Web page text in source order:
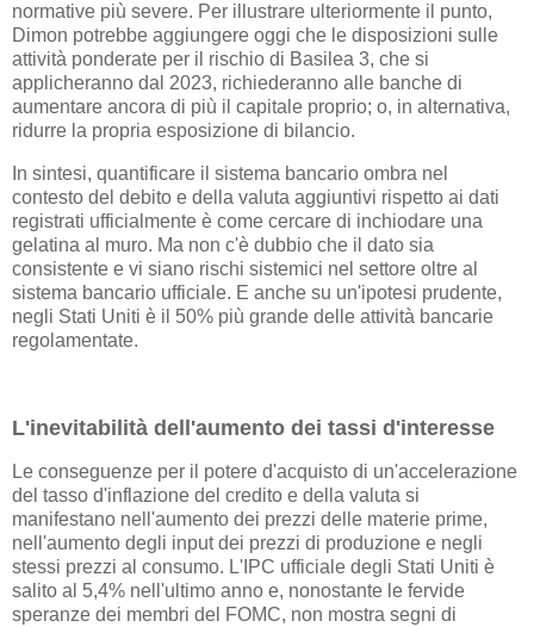
normative più severe. Per illustrare ulteriormente il punto,
Dimon potrebbe aggiungere oggi che le disposizioni sulle
attività ponderate per il rischio di Basilea 3, che si
applicheranno dal 2023, richiederanno alle banche di
aumentare ancora di più il capitale proprio; o, in alternativa,
ridurre la propria esposizione di bilancio.
In sintesi, quantificare il sistema bancario ombra nel
contesto del debito e della valuta aggiuntivi rispetto ai dati
registrati ufficialmente è come cercare di inchiodare una
gelatina al muro. Ma non c'è dubbio che il dato sia
consistente e vi siano rischi sistemici nel settore oltre al
sistema bancario ufficiale. E anche su un'ipotesi prudente,
negli Stati Uniti è il 50% più grande delle attività bancarie
regolamentate.
L'inevitabilità dell'aumento dei tassi d'interesse
Le conseguenze per il potere d'acquisto di un'accelerazione
del tasso d'inflazione del credito e della valuta si
manifestano nell'aumento dei prezzi delle materie prime,
nell'aumento degli input dei prezzi di produzione e negli
stessi prezzi al consumo. L'IPC ufficiale degli Stati Uniti è
salito al 5,4% nell'ultimo anno e, nonostante le fervide
speranze dei membri del FOMC, non mostra segni di